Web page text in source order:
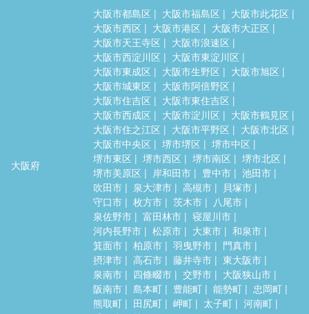
大阪府
大阪市都島区 大阪市福島区
大阪市此花区
大阪市西区
大阪市港区
大阪市大正区
大阪市天王寺区
大阪市浪速区
大阪市西淀川区
大阪市東淀川区
大阪市東成区
大阪市生野区
大阪市旭区
大阪市城東区
大阪市阿倍野区
大阪市住吉区
大阪市東住吉区
大阪市西成区
大阪市淀川区
大阪市鶴見区
大阪市住之江区
大阪市平野区
大阪市北区
大阪市中央区
堺市堺区
堺市中区
堺市東区
堺市西区 堺市南区
堺市北区
堺市美原区
岸和田市 豊中市
池田市
吹田市
泉大津市 高槻市
貝塚市
守口市
枚方市 茨木市
八尾市
泉佐野市
富田林市
寝屋川市
河内長野市
松原市 大東市
和泉市
箕面市
柏原市 羽曳野市
門真市
摂津市
高石市 藤井寺市
東大阪市
泉南市
四條畷市 交野市
大阪狭山市
阪南市
島本町 豊能町 能勢町
忠岡町
熊取町
田尻町 岬町 太子町
河南町